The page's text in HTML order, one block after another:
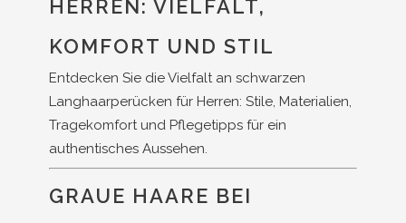
HERREN: VIELFALT,
KOMFORT UND STIL
Entdecken Sie die Vielfalt an schwarzen
Langhaarperücken für Herren: Stile, Materialien,
Tragekomfort und Pflegetipps für ein
authentisches Aussehen.
GRAUE HAARE BEI